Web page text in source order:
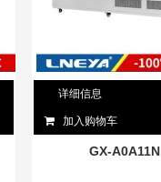
详细信息
加入购物车
GX-A0A11N